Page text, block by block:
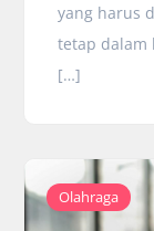
yang harus
tetap dalam
[…]
Olahraga